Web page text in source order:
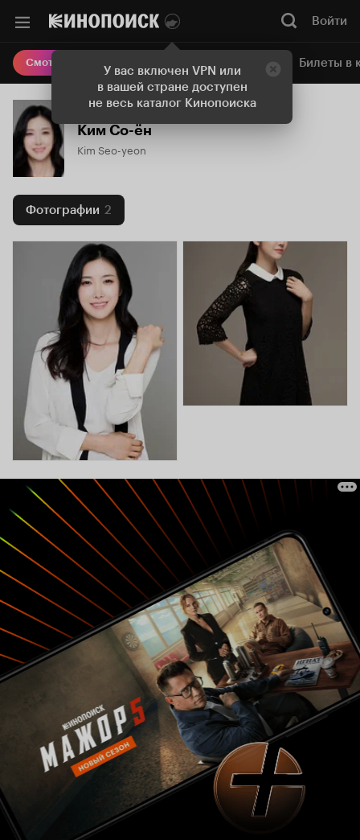
У вас включен VPN или
в вашей стране доступен
не весь каталог Кинопоиска
Войти
Смотреть кино Онлайн-кинотеатр Билеты в
Ким Со-ён
Kim Seo-yeon
Фотографии 2